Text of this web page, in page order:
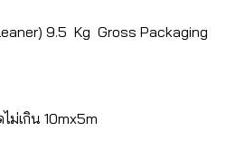
9.5 Kg Gross Packaging
ม่เกิน 10mx5m